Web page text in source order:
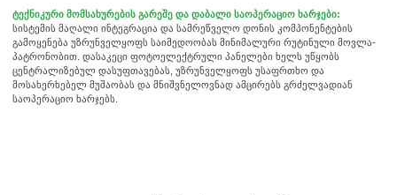
ტექნიკური მომსახურების გარეშე და დაბალი საოპერაციო ხარჯები:
სისტემის მაღალი ინტეგრაცია და სამრეწველო დონის კომპონენტების
გამოყენება უზრუნველყოფს საიმედოობას მინიმალური რუტინული მოვლა-
პატრონობით. დასაკეცი ფოტოელექტრული პანელები ხელს უწყობს
ცენტრალიზებულ დასუფთავებას, უზრუნველყოფს უსაფრთხო და
მოსახერხებელ მუშაობას და მნიშვნელოვნად ამცირებს გრძელვადიან
საოპერაციო ხარჯებს.
გთხოვთ, აირჩიოთ პროდუქტის ტიპი